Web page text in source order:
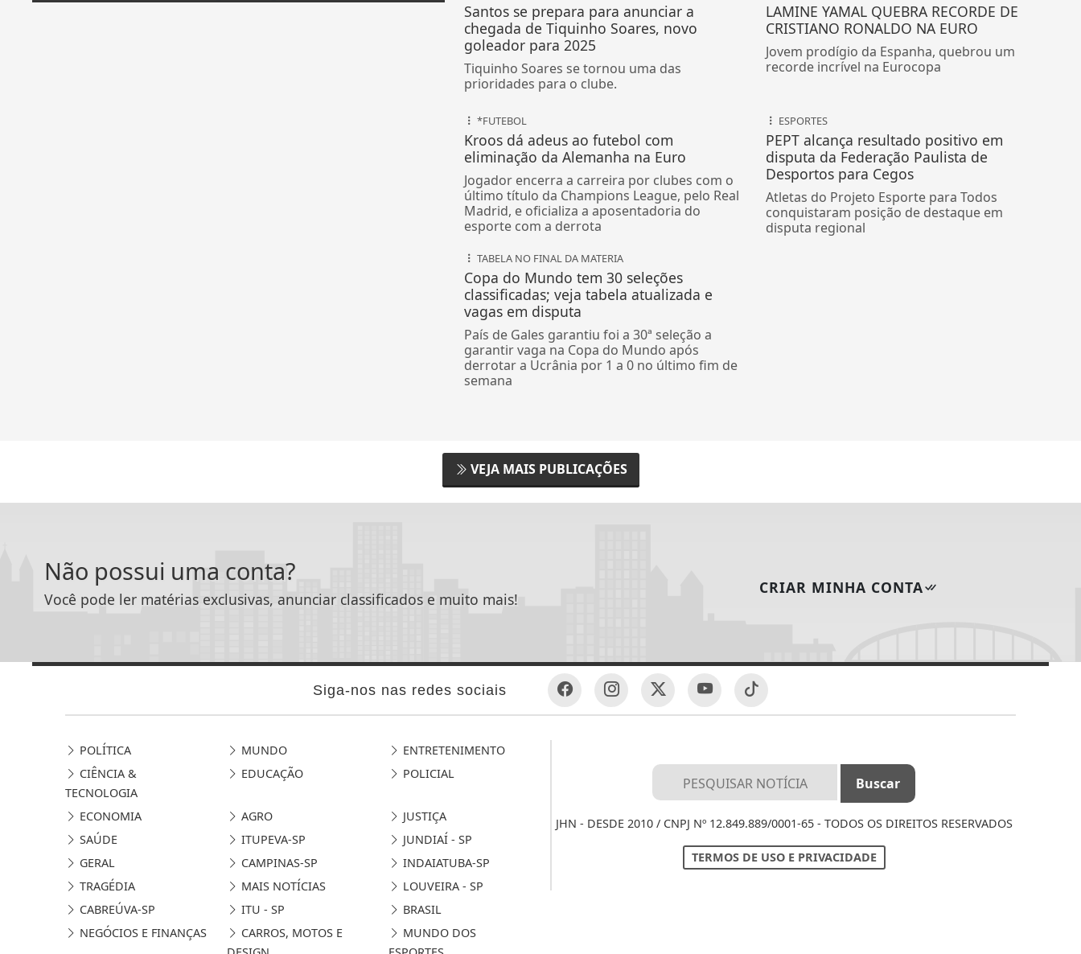
Santos se prepara para anunciar a
chegada de Tiquinho Soares, novo
goleador para 2025
Tiquinho Soares se tornou uma das
prioridades para o clube.
LAMINE YAMAL QUEBRA RECORDE DE
CRISTIANO RONALDO NA EURO
Jovem prodígio da Espanha, quebrou um
recorde incrível na Eurocopa
*FUTEBOL
Kroos dá adeus ao futebol com
eliminação da Alemanha na Euro
Jogador encerra a carreira por clubes com o
último título da Champions League, pelo Real
Madrid, e oficializa a aposentadoria do
esporte com a derrota
ESPORTES
PEPT alcança resultado positivo em
disputa da Federação Paulista de
Desportos para Cegos
Atletas do Projeto Esporte para Todos
conquistaram posição de destaque em
disputa regional
TABELA NO FINAL DA MATERIA
Copa do Mundo tem 30 seleções
classificadas; veja tabela atualizada e
vagas em disputa
País de Gales garantiu foi a 30ª seleção a
garantir vaga na Copa do Mundo após
derrotar a Ucrânia por 1 a 0 no último fim de
semana
VEJA MAIS PUBLICAÇÕES
Não possui uma conta?
Você pode ler matérias exclusivas, anunciar classificados e muito mais!
CRIAR MINHA CONTA
Siga-nos nas redes sociais
POLÍTICA MUNDO
ENTRETENIMENTO
CIÊNCIA &
TECNOLOGIA
EDUCAÇÃO POLICIAL
ECONOMIA AGRO
JUSTIÇA
SAÚDE
ITUPEVA-SP
JUNDIAÍ - SP
GERAL
CAMPINAS-SP
INDAIATUBA-SP
TRAGÉDIA
MAIS NOTÍCIAS
LOUVEIRA - SP
CABREÚVA-SP
ITU - SP
BRASIL
NEGÓCIOS E FINANÇAS
CARROS, MOTOS E
MUNDO DOS
JHN - DESDE 2010 / CNPJ Nº 12.849.889/0001-65 - TODOS OS DIREITOS RESERVADOS
TERMOS DE USO E PRIVACIDADE